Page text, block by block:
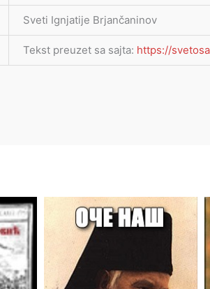
Sveti Ignjatije Brjančaninov
Tekst preuzet sa sajta: https://